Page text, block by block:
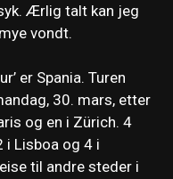
Ærlig talt kan jeg
vondt.
er Spania. Turen
30. mars, etter
og en i Zürich. 4
i Lisboa og 4 i
til andre steder i